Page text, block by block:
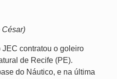
César)
contratou o goleiro
de Recife (PE).
do Náutico, e na última